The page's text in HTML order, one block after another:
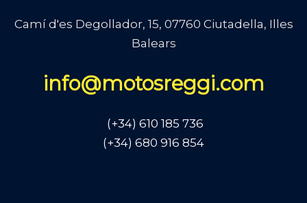
Camí d'es Degollador, 15, 07760 Ciutadella, Illes
Balears
info@motosreggi.com
(+34) 610 185 736
(+34) 680 916 854